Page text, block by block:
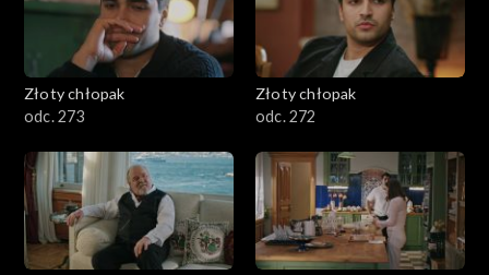
Złoty chłopak
odc. 273
Złoty chłopak
odc. 272